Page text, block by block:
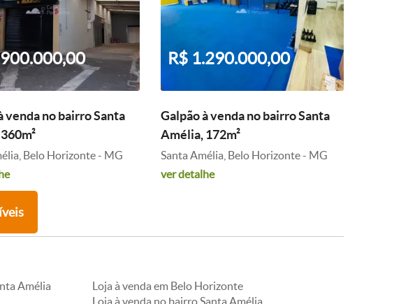
venda no bairro Santa
Belo Horizonte - MG
R$ 1.290.000,00
Galpão à venda no bairro Santa
Amélia, 172m²
Santa Amélia, Belo Horizonte - MG
ver detalhe
Amélia
Loja à venda em Belo Horizonte
Loja à venda no bairro Santa Amélia